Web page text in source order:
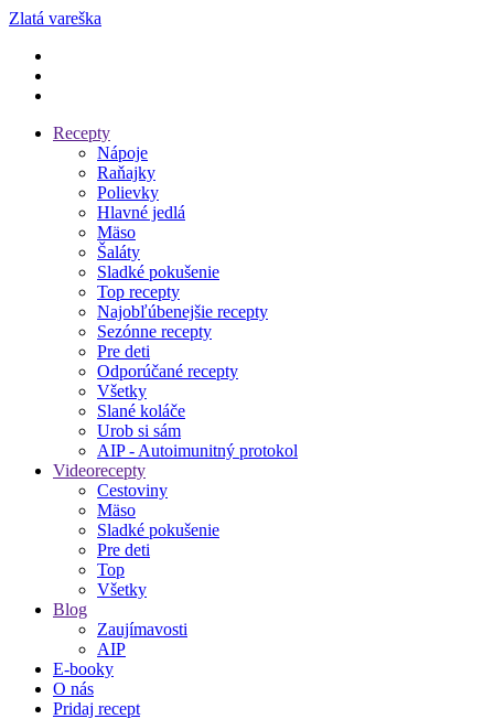
Zlatá vareška
Recepty
Nápoje
Raňajky
Polievky
Hlavné jedlá
Mäso
Šaláty
Sladké pokušenie
Top recepty
Najobľúbenejšie recepty
Sezónne recepty
Pre deti
Odporúčané recepty
Všetky
Slané koláče
Urob si sám
AIP - Autoimunitný protokol
Videorecepty
Cestoviny
Mäso
Sladké pokušenie
Pre deti
Top
Všetky
Blog
Zaujímavosti
AIP
E-booky
O nás
Pridaj recept